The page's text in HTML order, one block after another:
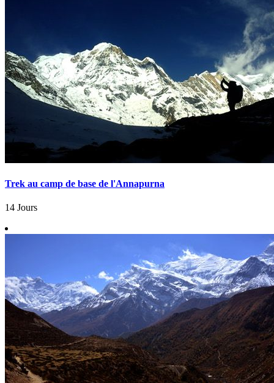
Trek au camp de base de l'Annapurna
14 Jours